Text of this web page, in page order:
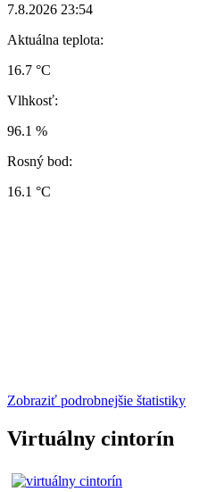
7.8.2026 23:54
Aktuálna teplota:
16.7 °C
Vlhkosť:
96.1 %
Rosný bod:
16.1 °C
Zobraziť podrobnejšie štatistiky
Virtuálny cintorín